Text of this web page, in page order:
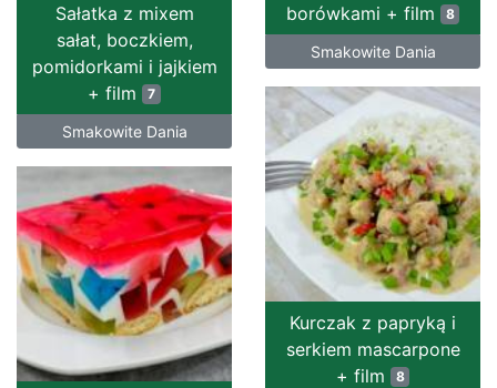
borówkami + film
8
Smakowite Dania
Sałatka z mixem
sałat, boczkiem,
pomidorkami i jajkiem
+ film 7
Smakowite Dania
Kurczak z papryką i
serkiem mascarpone
+ film
8